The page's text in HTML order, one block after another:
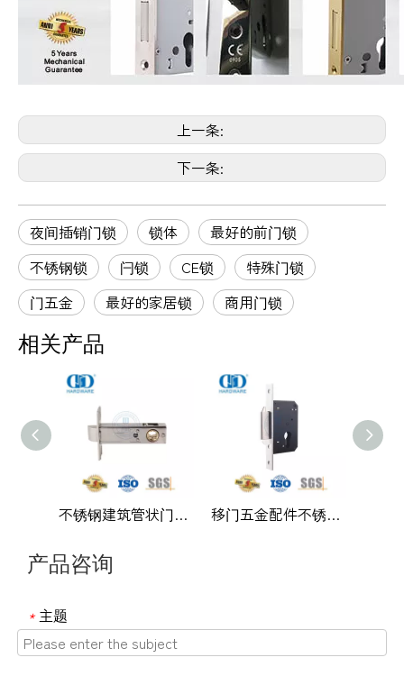
上一条:
下一条:
夜间插销门锁 锁体
最好的前门锁
不锈钢锁
闩锁 CE锁
特殊门锁
门五金
最好的家居锁 商用门锁
相关产品
不锈钢建筑管状门闩锁商业门公寓门-DDML035 移门五金配件不锈钢304双钩锁-DDML031
产品咨询
* 主题